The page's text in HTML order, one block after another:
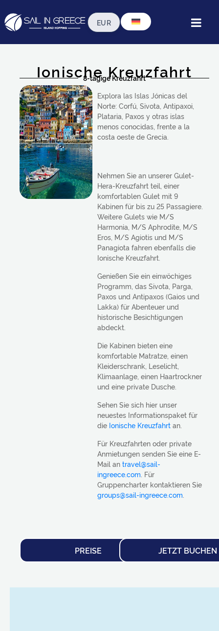
Ionische Kreuzfahrt
8-tägige Kreuzfahrt
Explora las Islas Jónicas del
Norte: Corfú, Sivota, Antipaxoi,
Plataria, Paxos y otras islas
menos conocidas, frente a la
costa oeste de Grecia.
Nehmen Sie an unserer Gulet-
Hera-Kreuzfahrt teil, einer
komfortablen Gulet mit 9
Kabinen für bis zu 25 Passagiere.
Weitere Gulets wie M/S
Harmonia, M/S Aphrodite, M/S
Eros, M/S Agiotis und M/S
Panagiota fahren ebenfalls die
Ionische Kreuzfahrt.
Genießen Sie ein einwöchiges
Programm, das Sivota, Parga,
Paxos und Antipaxos (Gaios und
Lakka) für Abenteuer und
historische Besichtigungen
abdeckt.
Die Kabinen bieten eine
komfortable Matratze, einen
Kleiderschrank, Leselicht,
Klimaanlage, einen Haartrockner
und eine private Dusche.
Sehen Sie sich hier unser
neuestes Informationspaket für
die Ionische Kreuzfahrt an.
Für Kreuzfahrten oder private
Anmietungen senden Sie eine E-
Mail an travel@sail-
ingreece.com . Für
Gruppencharter kontaktieren Sie
groups@sail-ingreece.com
PREISE JETZT BUCHEN